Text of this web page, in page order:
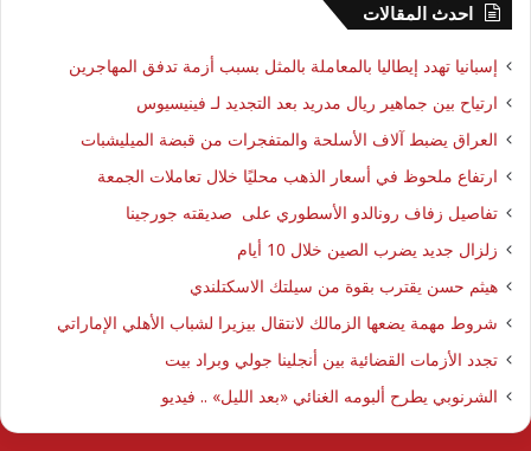
احدث المقالات
إسبانيا تهدد إيطاليا بالمعاملة بالمثل بسبب أزمة تدفق المهاجرين
ارتياح بين جماهير ريال مدريد بعد التجديد لـ فينيسيوس
العراق يضبط آلاف الأسلحة والمتفجرات من قبضة الميليشبات
ارتفاع ملحوظ في أسعار الذهب محليًا خلال تعاملات الجمعة
تفاصيل زفاف رونالدو الأسطوري على صديقته جورجينا
زلزال جديد يضرب الصين خلال 10 أيام
هيثم حسن يقترب بقوة من سيلتك الاسكتلندي
شروط مهمة يضعها الزمالك لانتقال بيزيرا لشباب الأهلي الإماراتي
تجدد الأزمات القضائية بين أنجلينا جولي وبراد بيت
الشرنوبي يطرح ألبومه الغنائي «بعد الليل» .. فيديو